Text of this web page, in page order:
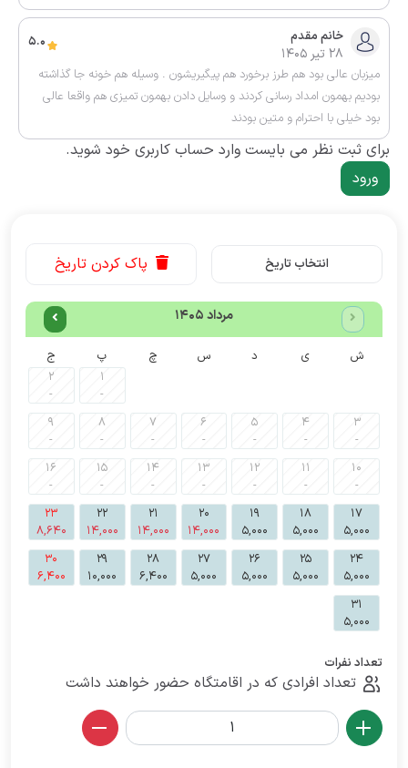
خانم مقدم
28 تیر 1405
5.0
میزبان عالی بود هم طرز برخورد هم پیگیریشون . وسیله هم خونه جا گذاشته
بودیم بهمون امداد رسانی کردند و وسایل دادن بهمون تمیزی هم واقعا عالی
بود خیلی با احترام و متین بودند
برای ثبت نظر می بایست وارد حساب کاربری خود شوید.
ورود
انتخاب تاریخ پاک کردن تاریخ
مرداد 1405
ش ی د س چ پ
ج
1
-
2
-
3
-
4
-
5
-
6
-
7
-
8
-
9
-
10
-
11
-
12
-
13
-
14
-
15
-
16
-
17
5,000
18
5,000
19
5,000
20
14,000
21
14,000
22
14,000
23
8,640
24
5,000
25
5,000
26
5,000
27
5,000
28
6,400
29
10,000
30
6,400
31
5,000
تعداد نفرات
تعداد افرادی که در اقامتگاه حضور خواهند داشت